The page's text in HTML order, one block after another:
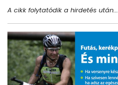
A cikk folytatódik a hirdetés után...